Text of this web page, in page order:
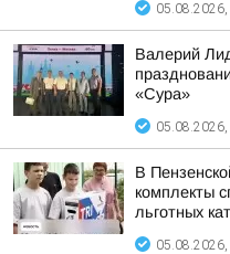
Валерий
«Сура»
В
комплекты
льготных